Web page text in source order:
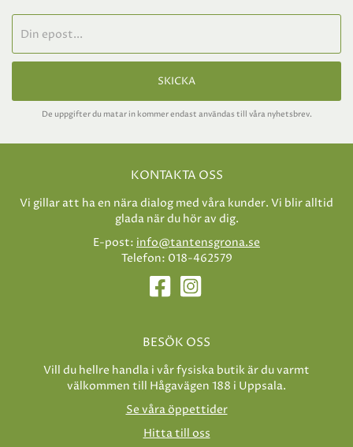
SKICKA
De uppgifter du matar in kommer endast användas till våra nyhetsbrev.
KONTAKTA OSS
Vi gillar att ha en nära dialog med våra kunder. Vi blir alltid
glada när du hör av dig.
E-post: info@tantensgrona.se
Telefon: 018-462579
BESÖK OSS
Vill du hellre handla i vår fysiska butik är du varmt
välkommen till Hågavägen 188 i Uppsala.
Se våra öppettider
Hitta till oss